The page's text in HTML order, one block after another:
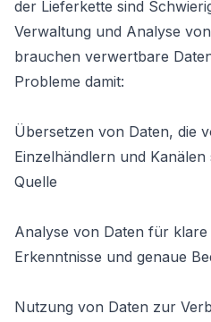
der Lieferkette sind
Verwaltung und Analyse
brauchen verwertbare
Probleme damit:
Übersetzen von Daten, die
Einzelhändlern und Kanälen
Quelle
Analyse von Daten für
Erkenntnisse und genaue
Nutzung von Daten zur